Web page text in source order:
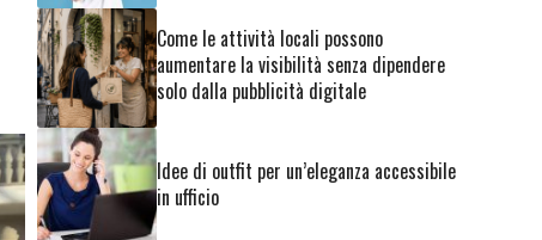
Come le attività locali possono
aumentare la visibilità senza dipendere
solo dalla pubblicità digitale
Idee di outfit per un’eleganza accessibile
in ufficio